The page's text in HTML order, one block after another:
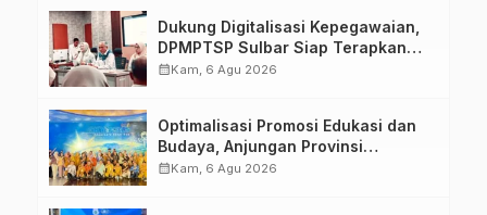
Dukung Digitalisasi Kepegawaian,
DPMPTSP Sulbar Siap Terapkan
Aplikasi FLEKSI ASN
calendar_monthKam, 6 Agu 2026
Optimalisasi Promosi Edukasi dan
Budaya, Anjungan Provinsi
Sulawesi Barat Perkuat Kolaborasi
calendar_monthKam, 6 Agu 2026